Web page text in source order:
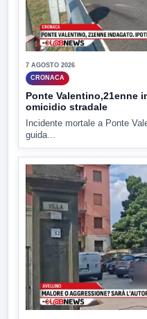
7 AGOSTO 2026
CRONACA
Ponte Valentino,21enne
omicidio stradale
Incidente mortale a Ponte
guida...